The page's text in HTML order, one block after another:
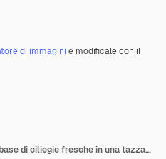
di immagini e modificale con il
Composta dolce fredda a base di ciliegie fresche in una tazza di vetro su uno sfondo grigio